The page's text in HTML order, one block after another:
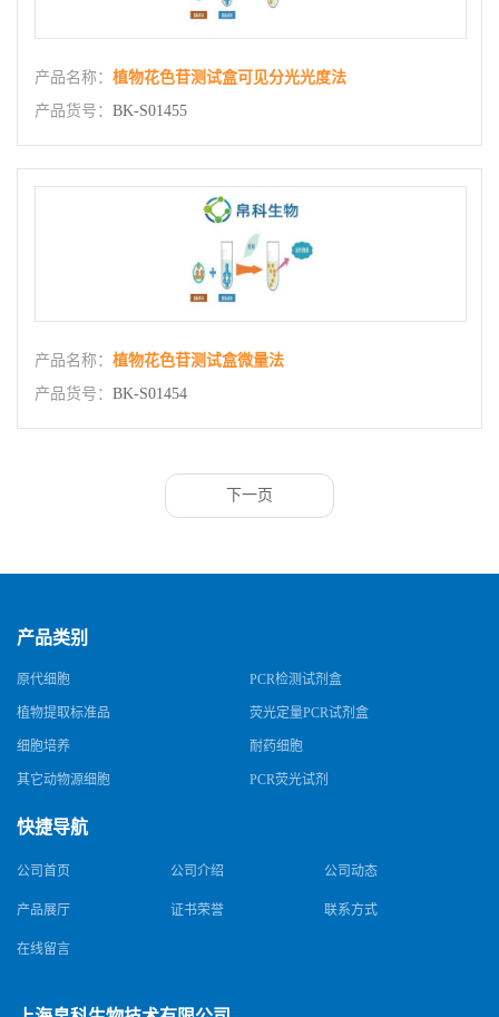
产品名称： 植物花色苷测试盒可见分光光度法
产品货号： BK-S01455
产品名称： 植物花色苷测试盒微量法
产品货号： BK-S01454
下一页
产品类别
原代细胞 PCR检测试剂盒
植物提取标准品 荧光定量PCR试剂盒
细胞培养 耐药细胞
其它动物源细胞 PCR荧光试剂
快捷导航
公司首页 公司介绍 公司动态
产品展厅 证书荣誉 联系方式
在线留言